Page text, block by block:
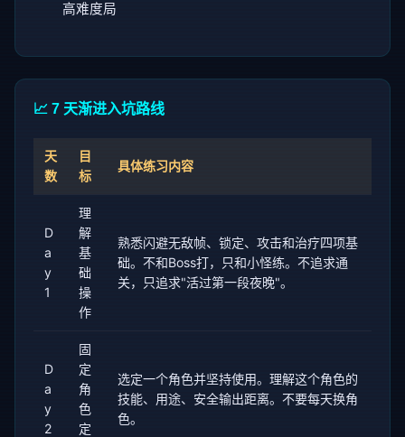
高难度局
📈 7 天渐进入坑路线
天
数
目
标
具体练习内容
D
a
y
1
理
解
基
础
操
作
熟悉闪避无敌帧、锁定、攻击和治疗四项基
础。不和Boss打，只和小怪练。不追求通
关，只追求"活过第一段夜晚"。
D
a
y
2
固
定
角
色
定
选定一个角色并坚持使用。理解这个角色的
技能、用途、安全输出距离。不要每天换角
色。